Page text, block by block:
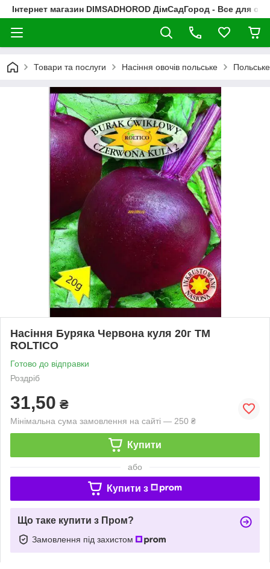
Інтернет магазин DIMSADHOROD ДімСадГород - Все для
Товари та послуги Насіння овочів польське
Насіння Буряка Червона куля 20г ТМ
ROLTICO
Готово до відправки
Роздріб
31,50 ₴
Мінімальна сума замовлення на сайті — 250 ₴
Купити
або
Купити з
Що таке купити з Пром?
Замовлення під захистом